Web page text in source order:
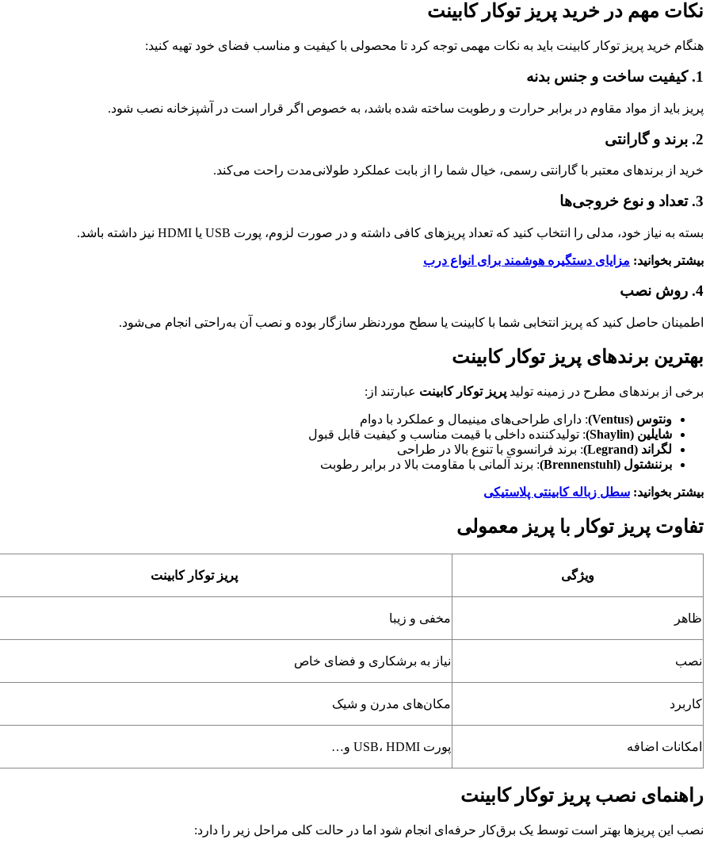
نکات مهم در خرید پریز توکار کابینت
هنگام خرید پریز توکار کابینت باید به نکات مهمی توجه کرد تا محصولی با کیفیت و مناسب فضای خود تهیه کنید:
1. کیفیت ساخت و جنس بدنه
پریز باید از مواد مقاوم در برابر حرارت و رطوبت ساخته شده باشد، به خصوص اگر قرار است در آشپزخانه نصب شود.
2. برند و گارانتی
خرید از برندهای معتبر با گارانتی رسمی، خیال شما را از بابت عملکرد طولانی‌مدت راحت می‌کند.
3. تعداد و نوع خروجی‌ها
بسته به نیاز خود، مدلی را انتخاب کنید که تعداد پریزهای کافی داشته و در صورت لزوم، پورت USB یا HDMI نیز داشته باشد.
بیشتر بخوانید: مزایای دستگیره هوشمند برای انواع درب
4. روش نصب
اطمینان حاصل کنید که پریز انتخابی شما با کابینت یا سطح موردنظر سازگار بوده و نصب آن به‌راحتی انجام می‌شود.
بهترین برندهای پریز توکار کابینت
برخی از برندهای مطرح در زمینه تولید پریز توکار کابینت عبارتند از:
ونتوس (Ventus)
: دارای طراحی‌های مینیمال و عملکرد با دوام
شایلین (Shaylin)
: تولیدکننده داخلی با قیمت مناسب و کیفیت قابل قبول
لگراند (Legrand)
: برند فرانسوی با تنوع بالا در طراحی
برننشتول (Brennenstuhl)
: برند آلمانی با مقاومت بالا در برابر رطوبت
بیشتر بخوانید: سطل زباله کابینتی پلاستیکی
تفاوت پریز توکار با پریز معمولی
ویژگی پریز توکار کابینت
ظاهر مخفی و زیبا
نصب نیاز به برشکاری و فضای خاص
کاربرد مکان‌های مدرن و شیک
امکانات اضافه پورت USB، HDMI و…
راهنمای نصب پریز توکار کابینت
نصب این پریزها بهتر است توسط یک برق‌کار حرفه‌ای انجام شود اما در حالت کلی مراحل زیر را دارد: